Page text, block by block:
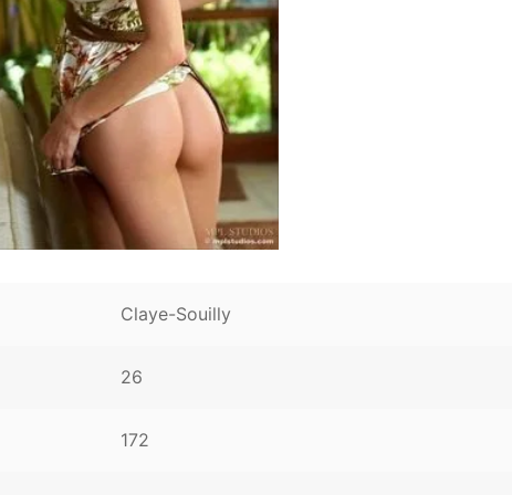
Claye-Souilly
26
172